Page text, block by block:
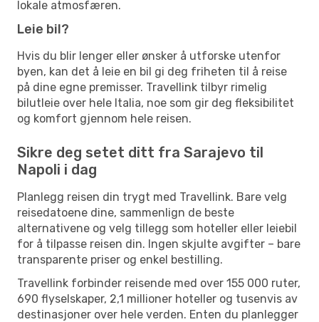
lokale atmosfæren.
Leie bil?
Hvis du blir lenger eller ønsker å utforske utenfor
byen, kan det å leie en bil gi deg friheten til å reise
på dine egne premisser. Travellink tilbyr rimelig
bilutleie over hele Italia, noe som gir deg fleksibilitet
og komfort gjennom hele reisen.
Sikre deg setet ditt fra Sarajevo til
Napoli i dag
Planlegg reisen din trygt med Travellink. Bare velg
reisedatoene dine, sammenlign de beste
alternativene og velg tillegg som hoteller eller leiebil
for å tilpasse reisen din. Ingen skjulte avgifter – bare
transparente priser og enkel bestilling.
Travellink forbinder reisende med over 155 000 ruter,
690 flyselskaper, 2,1 millioner hoteller og tusenvis av
destinasjoner over hele verden. Enten du planlegger